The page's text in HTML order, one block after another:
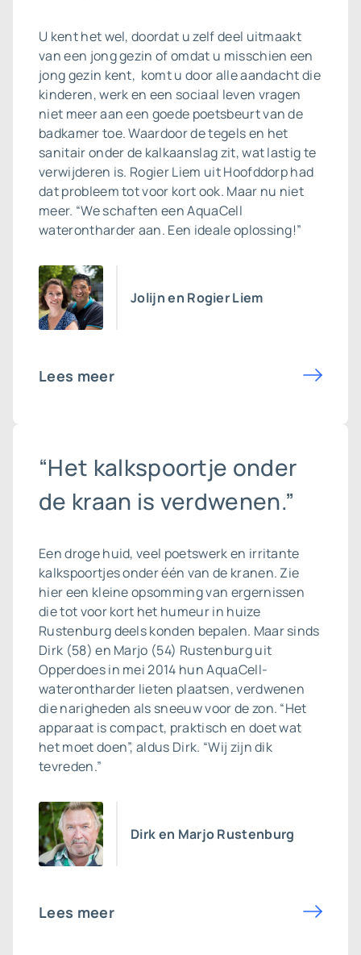
U kent het wel, doordat u zelf deel uitmaakt
van een jong gezin of omdat u misschien een
jong gezin kent, komt u door alle aandacht die
kinderen, werk en een sociaal leven vragen
niet meer aan een goede poetsbeurt van de
badkamer toe. Waardoor de tegels en het
sanitair onder de kalkaanslag zit, wat lastig te
verwijderen is. Rogier Liem uit Hoofddorp had
dat probleem tot voor kort ook. Maar nu niet
meer. “We schaften een AquaCell
waterontharder aan. Een ideale oplossing!”
Jolijn en Rogier Liem
Lees meer
“Het kalkspoortje onder
de kraan is verdwenen.”
Een droge huid, veel poetswerk en irritante
kalkspoortjes onder één van de kranen. Zie
hier een kleine opsomming van ergernissen
die tot voor kort het humeur in huize
Rustenburg deels konden bepalen. Maar sinds
Dirk (58) en Marjo (54) Rustenburg uit
Opperdoes in mei 2014 hun AquaCell-
waterontharder lieten plaatsen, verdwenen
die narigheden als sneeuw voor de zon. “Het
apparaat is compact, praktisch en doet wat
het moet doen”, aldus Dirk. “Wij zijn dik
tevreden.”
Dirk en Marjo Rustenburg
Lees meer